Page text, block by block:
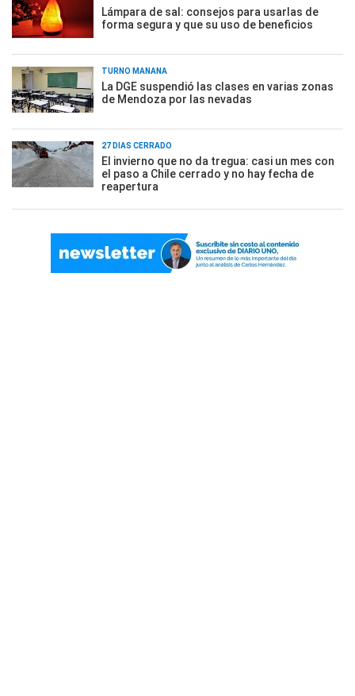
Lámpara de sal: consejos para usarlas de
forma segura y que su uso de beneficios
TURNO MAÑANA
La DGE suspendió las clases en varias zonas
de Mendoza por las nevadas
27 DÍAS CERRADO
El invierno que no da tregua: casi un mes con
el paso a Chile cerrado y no hay fecha de
reapertura